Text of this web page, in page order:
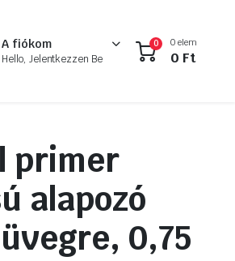
A fiókom
Hello, Jelentkezzen Be
0 0 elem
0 Ft
primer
alapozó
0,75